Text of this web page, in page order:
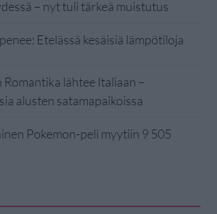
– nyt tuli tärkeä muistutus
Etelässä kesäisiä lämpötiloja
Romantika lähtee Italiaan –
alusten satamapaikoissa
Pokemon-peli myytiin 9 505